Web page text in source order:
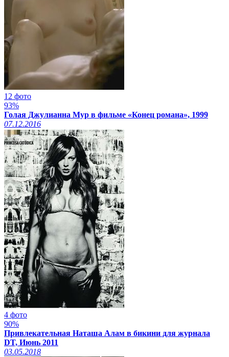
12 фото
93%
Голая Джулианна Мур в фильме «Конец романа», 1999
07.12.2016
4 фото
90%
Привлекательная Наташа Алам в бикини для журнала
DT, Июнь 2011
03.05.2018